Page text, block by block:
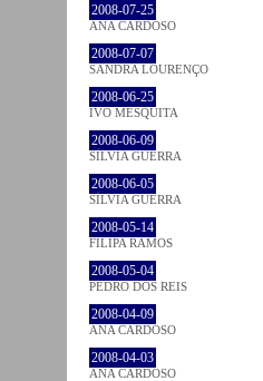
2008-07-25
ANA CARDOSO
2008-07-07
SANDRA LOURENÇO
2008-06-25
IVO MESQUITA
2008-06-09
SÍLVIA GUERRA
2008-06-05
SÍLVIA GUERRA
2008-05-14
FILIPA RAMOS
2008-05-04
PEDRO DOS REIS
2008-04-09
ANA CARDOSO
2008-04-03
ANA CARDOSO